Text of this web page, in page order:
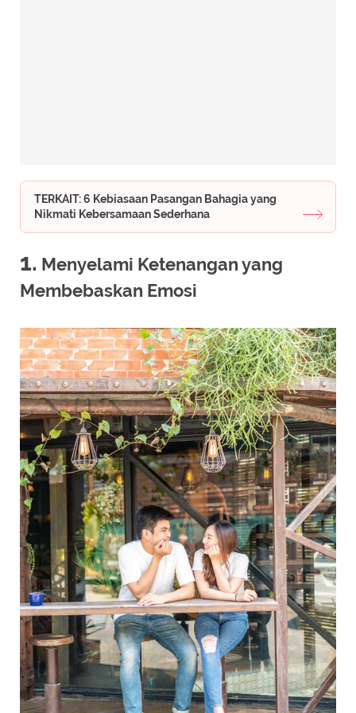
TERKAIT: 6 Kebiasaan Pasangan Bahagia yang
Nikmati Kebersamaan Sederhana
1. Menyelami Ketenangan yang
Membebaskan Emosi